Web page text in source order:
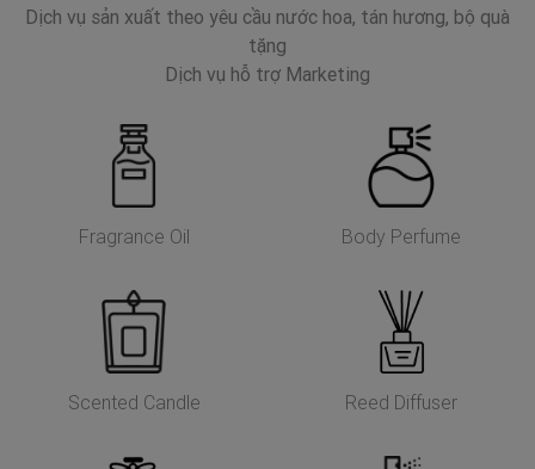
Dịch vụ sản xuất theo yêu cầu nước hoa, tán hương, bộ quà
tặng
Dịch vụ hỗ trợ Marketing
Fragrance Oil Body Perfume
Scented Candle Reed Diffuser